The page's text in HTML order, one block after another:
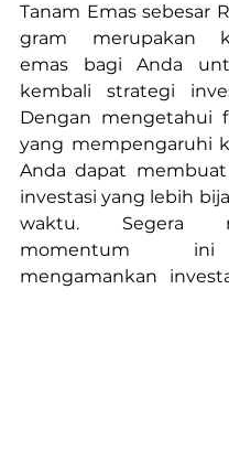
Tanam Emas sebesar
gram merupakan
emas bagi Anda
kembali strategi
Dengan mengetahui
yang mempengaruhi
Anda dapat
investasi yang lebih
waktu. Segera
momentum
mengamankan